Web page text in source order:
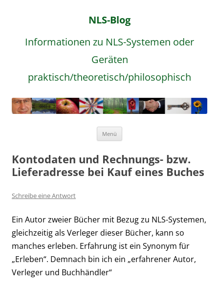
NLS-Blog
Informationen zu NLS-Systemen oder
Geräten
praktisch/theoretisch/philosophisch
Menü
Kontodaten und Rechnungs- bzw.
Lieferadresse bei Kauf eines Buches
Schreibe eine Antwort
Ein Autor zweier Bücher mit Bezug zu NLS-Systemen,
gleichzeitig als Verleger dieser Bücher, kann so
manches erleben. Erfahrung ist ein Synonym für
„Erleben“. Demnach bin ich ein „erfahrener Autor,
Verleger und Buchhändler“